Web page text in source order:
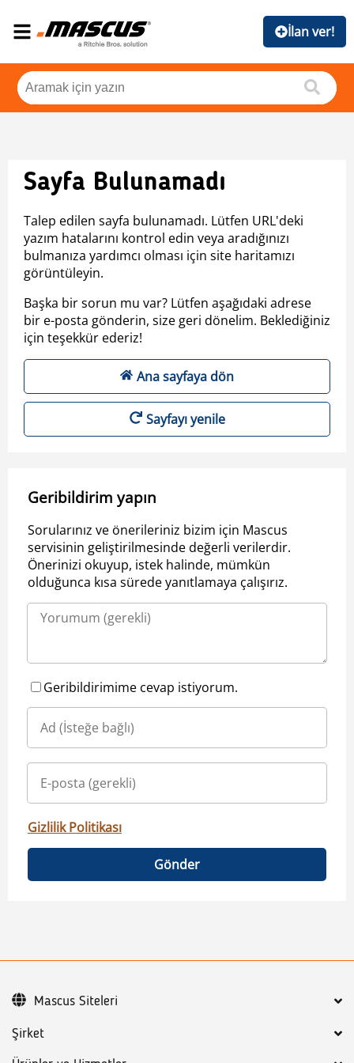
İlan ver!
Sayfa Bulunamadı
Talep edilen sayfa bulunamadı. Lütfen URL'deki
yazım hatalarını kontrol edin veya aradığınızı
bulmanıza yardımcı olması için site haritamızı
görüntüleyin.
Başka bir sorun mu var? Lütfen aşağıdaki adrese
bir e-posta gönderin, size geri dönelim. Beklediğiniz
için teşekkür ederiz!
Ana sayfaya dön
Sayfayı yenile
Geribildirim yapın
Sorularınız ve önerileriniz bizim için Mascus
servisinin geliştirilmesinde değerli verilerdir.
Önerinizi okuyup, istek halinde, mümkün
olduğunca kısa sürede yanıtlamaya çalışırız.
Geribildirimime cevap istiyorum.
Gizlilik Politikası
Gönder
Şirket
Mascus Siteleri